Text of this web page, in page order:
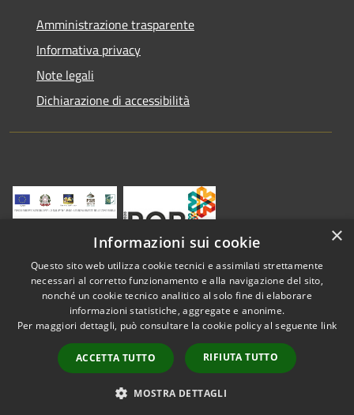
Amministrazione trasparente
Informativa privacy
Note legali
Dichiarazione di accessibilità
Accessibilità
Copyright © 2026 • Comune di
Vestenanova • Powered by
Municipium•
Accesso
redazione
×
Informazioni sui cookie
Questo sito web utilizza cookie tecnici e assimilati strettamente
necessari al corretto funzionamento e alla navigazione del sito,
nonché un cookie tecnico analitico al solo fine di elaborare
informazioni statistiche, aggregate e anonime.
Per maggiori dettagli, può consultare la cookie policy al seguente link
ACCETTA TUTTO RIFIUTA TUTTO
MOSTRA DETTAGLI